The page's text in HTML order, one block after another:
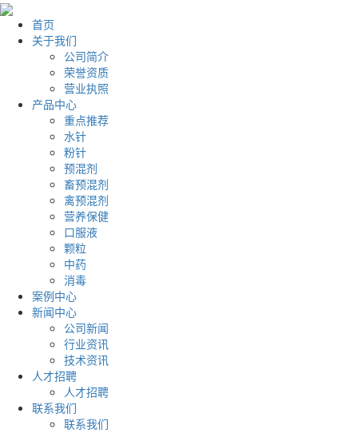
首页
关于我们
公司简介
荣誉资质
营业执照
产品中心
重点推荐
水针
粉针
预混剂
畜预混剂
禽预混剂
营养保健
口服液
颗粒
中药
消毒
案例中心
新闻中心
公司新闻
行业资讯
技术资讯
人才招聘
人才招聘
联系我们
联系我们